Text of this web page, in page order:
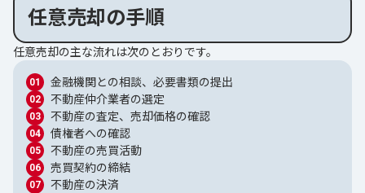
任意売却の手順
任意売却の主な流れは次のとおりです。
金融機関との相談、必要書類の提出
不動産仲介業者の選定
不動産の査定、売却価格の確認
債権者への確認
不動産の売買活動
売買契約の締結
不動産の決済